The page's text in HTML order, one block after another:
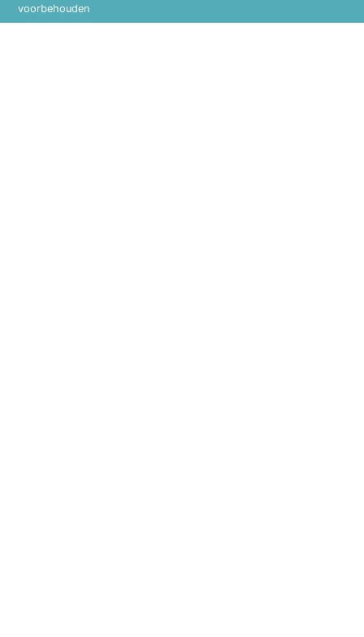
voorbehouden